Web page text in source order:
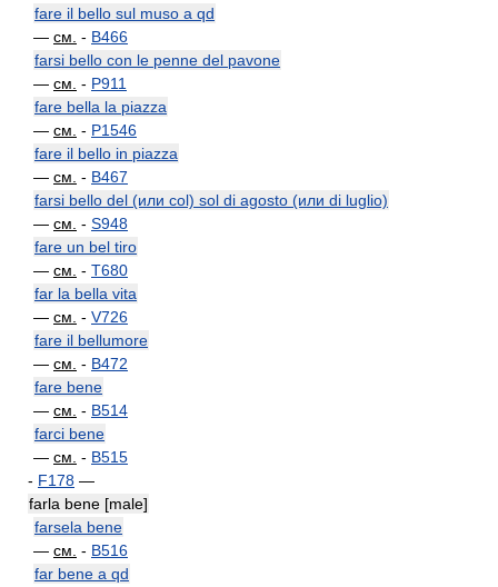
fare il bello sul muso a qd
— см. - B466
farsi bello con le penne del pavone
— см. - P911
fare bella la piazza
— см. - P1546
fare il bello in piazza
— см. - B467
farsi bello del (или col) sol di agosto (или di luglio)
— см. - S948
fare un bel tiro
— см. - T680
far la bella vita
— см. - V726
fare il bellumore
— см. - B472
fare bene
— см. - B514
farci bene
— см. - B515
- F178 —
farla bene [male]
farsela bene
— см. - B516
far bene a qd